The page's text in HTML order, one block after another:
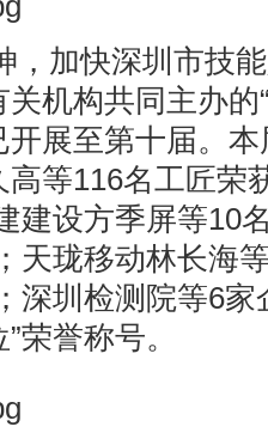
，加快深圳市技
机构共同主办的
展至第十届。
等116名工匠荣
建设方季屏等10
天珑移动林长海
深圳检测院等6家
荣誉称号。